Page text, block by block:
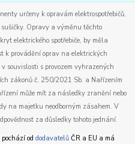
určeny k opravám elektrospotřebičů,
Opravy a výměnu těchto
elektrického spotřebiče, by měla
k provádění oprav na elektrických
souvislosti s provozem vyhrazených
zákonů č. 250/2021 Sb. a Nařízením
může mít za následky zranění nebo
na majetku neodborným zásahem. V
za důsledky tohoto jednání.
pochází oddodavatelů ČR a EU a má